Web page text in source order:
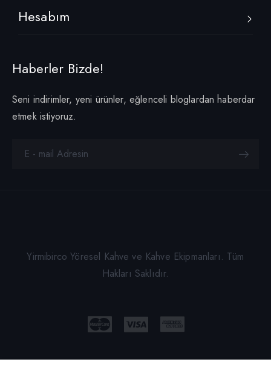
Hesabım
Haberler Bizde!
Seni indirimler, yeni ürünler, eğlenceli bloglardan haberdar
etmek istiyoruz.
Yirmibirco Yöresel Kahve ve Kahve Ekipmanları. Tüm
Hakları Saklıdır.